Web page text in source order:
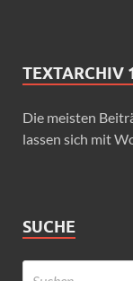
TEXTARCHIV
Die meisten
lassen sich mit
SUCHE